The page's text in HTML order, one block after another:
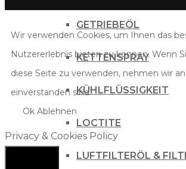
GETRIEBEÖL
KETTENSPRAY
KÜHLFLÜSSIGKEIT
LOCTITE
LUFTFILTERÖL &
Wir verwenden Cookies, um Ihnen das
Nutzererlebnis bieten zu können. Wenn
diese Seite zu verwenden, nehmen wir
einverstanden sind.
Ok Ablehnen
Privacy & Cookies Policy